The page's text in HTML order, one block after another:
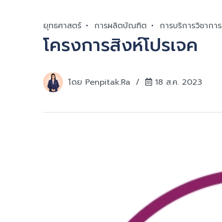
ยุทธศาสตร์ การผลิตบัณฑิต การบริการวิชาการ
โครงการสิงห์โปรเจค
โดย Penpitak.ra 18 ส.ค. 2023